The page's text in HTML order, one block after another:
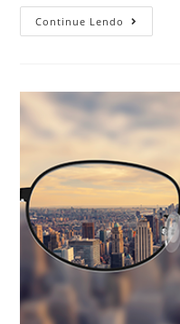
Continue Lendo